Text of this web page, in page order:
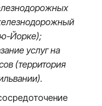
Йорке);
услуг на
(территория